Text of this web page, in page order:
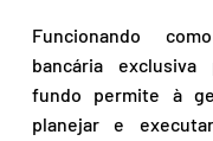
Funcionando
bancária
fundo permite à
planejar e